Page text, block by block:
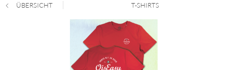
ÜBERSICHT T-SHIRTS